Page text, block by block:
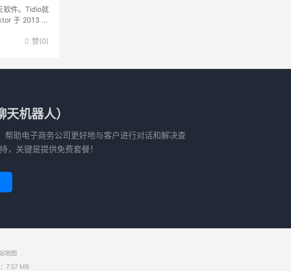
软件。Tidio就
于 2013 年
 赞(0)
机器人）
助电子商务公司更好地与客户进行对话和解决查
，关键是提供免费套餐！
地图
7.57 MB